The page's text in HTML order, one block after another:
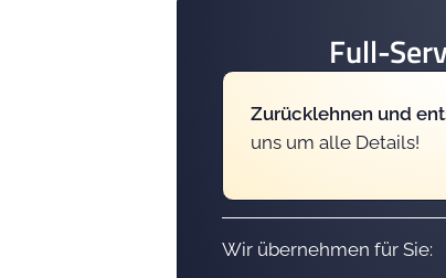
Full-
Zurücklehnen und
uns um alle Details!
Wir übernehmen für Sie: